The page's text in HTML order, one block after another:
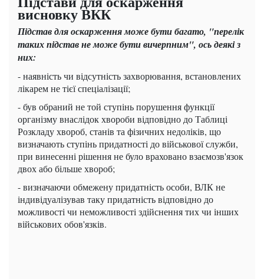
висновку ВКК
Підстав для оскарження може бути багато, "перелік
таких підстав не може бути вичерпним", ось деякі з
них:
- наявність чи відсутність захворювання, встановлених
лікарем не тієї спеціалізації;
- був обраний не той ступінь порушення функції
організму внаслідок хвороби відповідно до Таблиці
Розкладу хвороб, станів та фізичних недоліків, що
визначають ступінь придатності до військової служби,
при винесенні рішення не було враховано взаємозв'язок
двох або більше хвороб;
- визначаючи обмежену придатність особи, ВЛК не
індивідуалізував таку придатність відповідно до
можливості чи неможливості здійснення тих чи інших
військових обов'язків.